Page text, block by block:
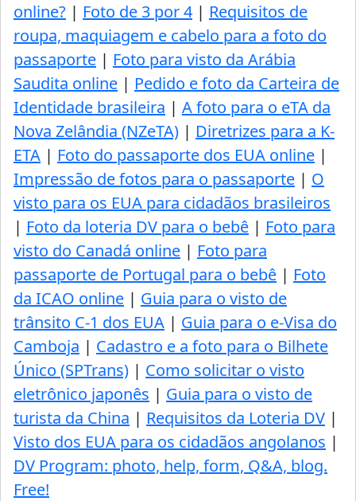
online? | Foto de 3 por 4 | Requisitos de
roupa, maquiagem e cabelo para a foto do
passaporte | Foto para visto da Arábia
Saudita online | Pedido e foto da Carteira de
Identidade brasileira | A foto para o eTA da
Nova Zelândia (NZeTA) | Diretrizes para a K-
ETA | Foto do passaporte dos EUA online |
Impressão de fotos para o passaporte | O
visto para os EUA para cidadãos brasileiros
| Foto da loteria DV para o bebê | Foto para
visto do Canadá online | Foto para
passaporte de Portugal para o bebê | Foto
da ICAO online | Guia para o visto de
trânsito C-1 dos EUA | Guia para o e-Visa do
Camboja | Cadastro e a foto para o Bilhete
Único (SPTrans) | Como solicitar o visto
eletrônico japonês | Guia para o visto de
turista da China | Requisitos da Loteria DV |
Visto dos EUA para os cidadãos angolanos |
DV Program: photo, help, form, Q&A, blog.
Free!